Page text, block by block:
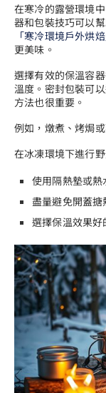
在寒冷的露營環境
器和包裝技巧可以
「寒冷環境戶外烘
更美味。
選擇有效的保溫容
溫度。密封包裝可
方法也很重要。
例如，燉煮、烤焗
在冰凍環境下進行
使用隔熱墊或
盡量避免開蓋
選擇保溫效果